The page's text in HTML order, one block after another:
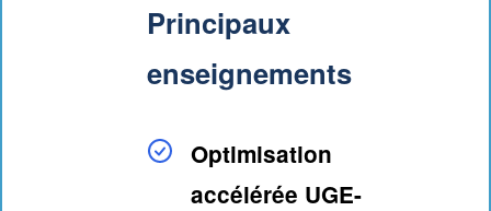
Principaux
enseignements
Optimisation
accélérée UGE-